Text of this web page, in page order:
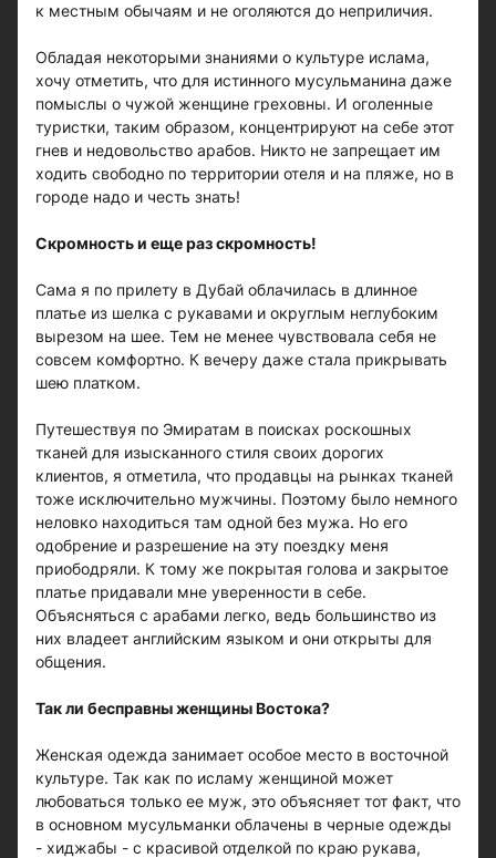
к местным обычаям и не оголяются до неприличия.
Обладая некоторыми знаниями о культуре ислама,
хочу отметить, что для истинного мусульманина даже
помыслы о чужой женщине греховны. И оголенные
туристки, таким образом, концентрируют на себе этот
гнев и недовольство арабов. Никто не запрещает им
ходить свободно по территории отеля и на пляже, но в
городе надо и честь знать!
Скромность и еще раз скромность!
Сама я по прилету в Дубай облачилась в длинное
платье из шелка с рукавами и округлым неглубоким
вырезом на шее. Тем не менее чувствовала себя не
совсем комфортно. К вечеру даже стала прикрывать
шею платком.
Путешествуя по Эмиратам в поисках роскошных
тканей для изысканного стиля своих дорогих
клиентов, я отметила, что продавцы на рынках тканей
тоже исключительно мужчины. Поэтому было немного
неловко находиться там одной без мужа. Но его
одобрение и разрешение на эту поездку меня
приободряли. К тому же покрытая голова и закрытое
платье придавали мне уверенности в себе.
Объясняться с арабами легко, ведь большинство из
них владеет английским языком и они открыты для
общения.
Так ли бесправны женщины Востока?
Женская одежда занимает особое место в восточной
культуре. Так как по исламу женщиной может
любоваться только ее муж, это объясняет тот факт, что
в основном мусульманки облачены в черные одежды
- хиджабы - с красивой отделкой по краю рукава,